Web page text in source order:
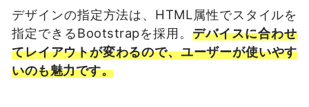
デザインの指定方法は、HTML属性でスタイルを
指定できるBootstrapを採用。デバイスに合わせ
てレイアウトが変わるので、ユーザーが使いやす
いのも魅力です。